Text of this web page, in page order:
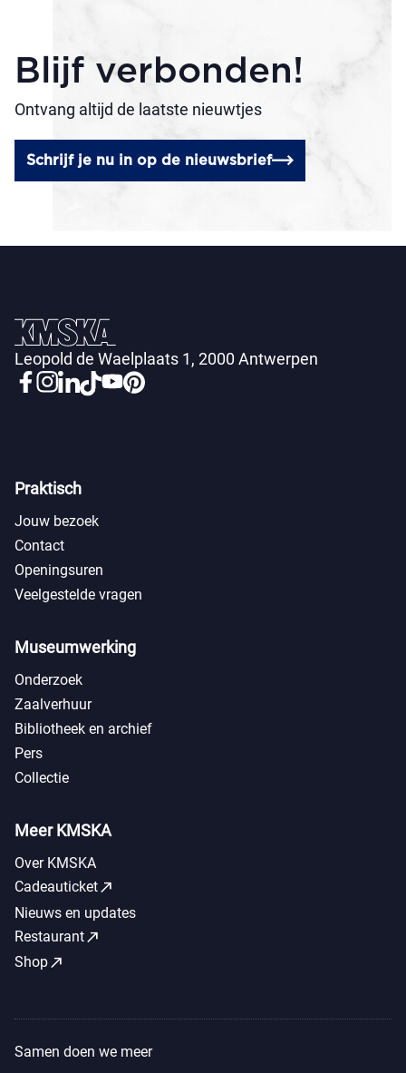
Blijf verbonden!
Ontvang altijd de laatste nieuwtjes
Schrijf je nu in op de nieuwsbrief
Leopold de Waelplaats 1, 2000 Antwerpen
Praktisch
Jouw bezoek
Contact
Openingsuren
Veelgestelde vragen
Museumwerking
Onderzoek
Zaalverhuur
Bibliotheek en archief
Pers
Collectie
Meer KMSKA
Over KMSKA
Cadeauticketcall_made
Nieuws en updates
Restaurantcall_made
Shopcall_made
Samen doen we meer